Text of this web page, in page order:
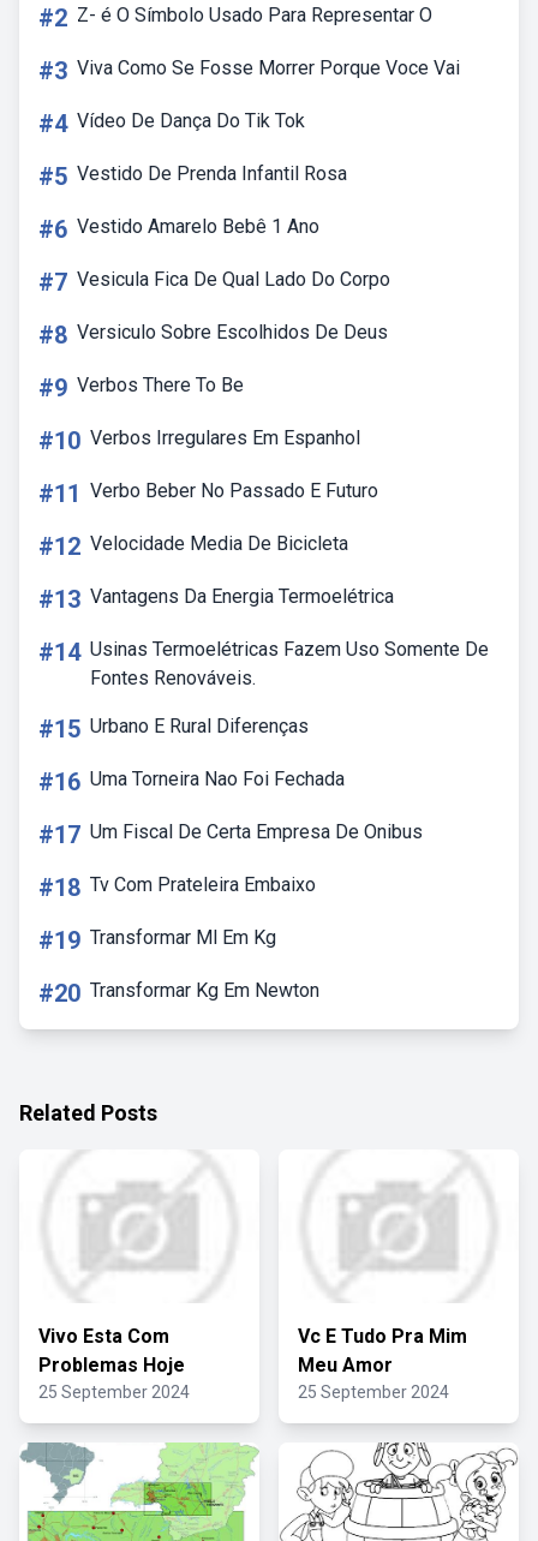
#2 Z- é O Símbolo Usado Para Representar O
#3 Viva Como Se Fosse Morrer Porque Voce Vai
#4 Vídeo De Dança Do Tik Tok
#5 Vestido De Prenda Infantil Rosa
#6 Vestido Amarelo Bebê 1 Ano
#7 Vesicula Fica De Qual Lado Do Corpo
#8 Versiculo Sobre Escolhidos De Deus
#9 Verbos There To Be
#10 Verbos Irregulares Em Espanhol
#11 Verbo Beber No Passado E Futuro
#12 Velocidade Media De Bicicleta
#13 Vantagens Da Energia Termoelétrica
#14 Usinas Termoelétricas Fazem Uso Somente De
Fontes Renováveis.
#15 Urbano E Rural Diferenças
#16 Uma Torneira Nao Foi Fechada
#17 Um Fiscal De Certa Empresa De Onibus
#18 Tv Com Prateleira Embaixo
#19 Transformar Ml Em Kg
#20 Transformar Kg Em Newton
Related Posts
Vivo Esta Com
Problemas Hoje
25 September 2024
Vc E Tudo Pra Mim
Meu Amor
25 September 2024